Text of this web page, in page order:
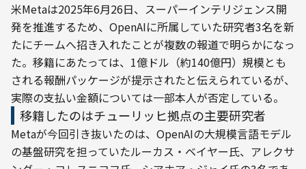
米Metaは2025年6月26日、スーパーインテリジェンス開
発を推進するため、OpenAIに所属していた研究者3名を新
たにチームへ招き入れたことが複数の報道で明らかになっ
た。移籍にあたっては、1億ドル（約140億円）規模とも
される報酬パッケージが提示されたと伝えられているが、
実際の支払い金額については一部本人が否定している。
移籍したのはチューリッヒ拠点の主要研究者
Metaが今回引き抜いたのは、OpenAIの大規模言語モデル
の基盤研究を担っていたルーカス・ベイヤー氏、アレクサ